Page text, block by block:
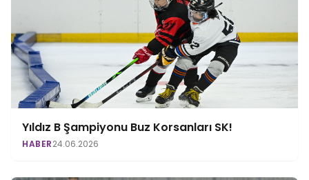
Yıldız B Şampiyonu Buz Korsanları SK!
HABER24.06.2026